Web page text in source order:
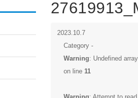
2023.10.7
Category -
Warning: Undefined
on line 11